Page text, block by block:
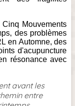
Mouvements
des problèmes
en Automne, des
d'acupuncture
résonance avec
avant les
entre